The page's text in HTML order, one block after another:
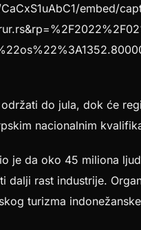
embed/
do jula, dok će
nacionalnim
je da oko 45 miliona
rast industrije.
turizma